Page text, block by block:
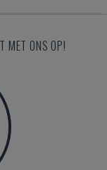
MET ONS OP!